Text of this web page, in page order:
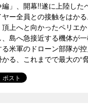
」、開幕!!遂に上陸した
ー全員との接触をはか
上へと向かったペリエ
島へ急接近する機体が
る米軍のドローン部隊が
る、これまでで最大の“